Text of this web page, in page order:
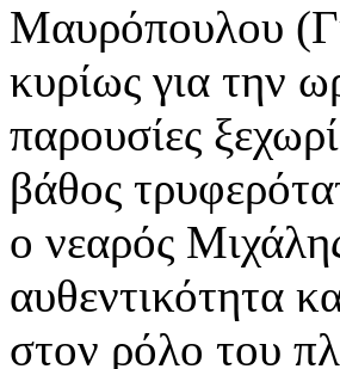
Μαυρόπουλου
κυρίως για την
παρουσίες
βάθος
ο νεαρός
αυθεντικότητα
στον ρόλο του